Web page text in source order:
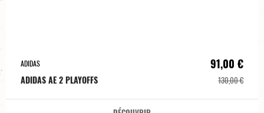
ADIDAS
ADIDAS AE 2 PLAYOFFS
91,00 €
130,00 €